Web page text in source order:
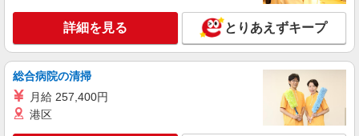
キープ 詳細を見る
株式会社kotrio /●FK-H-2068671
＼収入アップを全面サポート／小規模デイ
時給1450円〜2062円 ＜日払い有/週払い有/交
詳細を見る とりあえずキープ
総合病院の清掃
月給 257,400円
港区